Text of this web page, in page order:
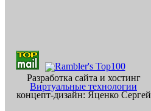
Разработка сайта и хостинг
Виртуальные технологии
концепт-дизайн: Яценко Сергей